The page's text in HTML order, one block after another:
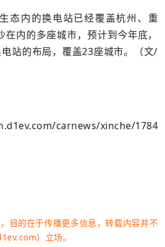
态内的换电站已经覆盖杭州、重
内的多座城市，预计到今年底，
站的布局，覆盖23座城市。（文/
carnews/xinche/1784
目的在于传播更多信息，转载内容并不
）立场。